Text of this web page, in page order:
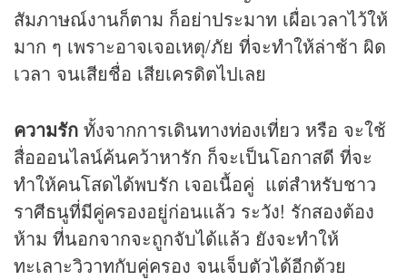
สัมภาษณ์งานก็ตาม ก็อย่าประมาท เผื่อเวลาไว้ให้
มาก ๆ เพราะอาจเจอเหตุ/ภัย ที่จะทำให้ล่าช้า ผิด
เวลา จนเสียชื่อ เสียเครดิตไปเลย
ความรัก ทั้งจากการเดินทางท่องเที่ยว หรือ จะใช้
สื่อออนไลน์ค้นคว้าหารัก ก็จะเป็นโอกาสดี ที่จะ
ทำให้คนโสดได้พบรัก เจอเนื้อคู่ แต่สำหรับชาว
ราศีธนูที่มีคู่ครองอยู่ก่อนแล้ว ระวัง! รักสองต้อง
ห้าม ที่นอกจากจะถูกจับได้แล้ว ยังจะทำให้
ทะเลาะวิวาทกับคู่ครอง จนเจ็บตัวได้อีกด้วย